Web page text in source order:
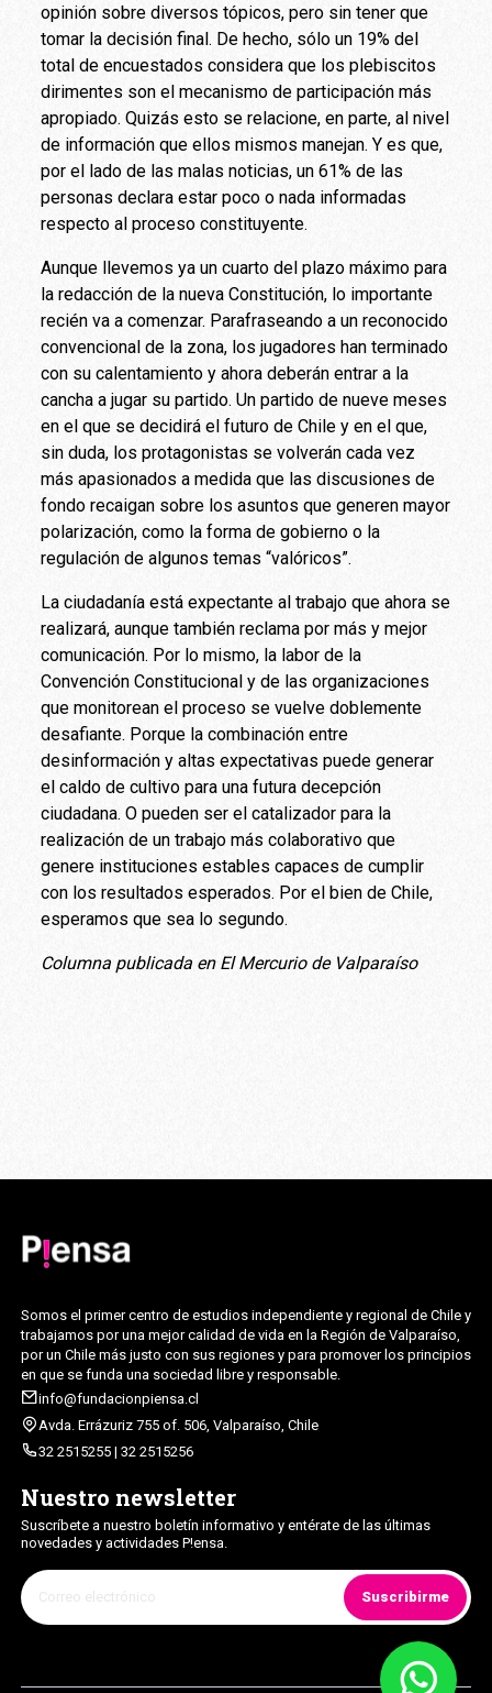
opinión sobre diversos tópicos, pero sin tener que
tomar la decisión final. De hecho, sólo un 19% del
total de encuestados considera que los plebiscitos
dirimentes son el mecanismo de participación más
apropiado. Quizás esto se relacione, en parte, al nivel
de información que ellos mismos manejan. Y es que,
por el lado de las malas noticias, un 61% de las
personas declara estar poco o nada informadas
respecto al proceso constituyente.
Aunque llevemos ya un cuarto del plazo máximo para
la redacción de la nueva Constitución, lo importante
recién va a comenzar. Parafraseando a un reconocido
convencional de la zona, los jugadores han terminado
con su calentamiento y ahora deberán entrar a la
cancha a jugar su partido. Un partido de nueve meses
en el que se decidirá el futuro de Chile y en el que,
sin duda, los protagonistas se volverán cada vez
más apasionados a medida que las discusiones de
fondo recaigan sobre los asuntos que generen mayor
polarización, como la forma de gobierno o la
regulación de algunos temas “valóricos”.
La ciudadanía está expectante al trabajo que ahora se
realizará, aunque también reclama por más y mejor
comunicación. Por lo mismo, la labor de la
Convención Constitucional y de las organizaciones
que monitorean el proceso se vuelve doblemente
desafiante. Porque la combinación entre
desinformación y altas expectativas puede generar
el caldo de cultivo para una futura decepción
ciudadana. O pueden ser el catalizador para la
realización de un trabajo más colaborativo que
genere instituciones estables capaces de cumplir
con los resultados esperados. Por el bien de Chile,
esperamos que sea lo segundo.
Columna publicada en El Mercurio de Valparaíso
Somos el primer centro de estudios independiente y regional de Chile y
trabajamos por una mejor calidad de vida en la Región de Valparaíso,
por un Chile más justo con sus regiones y para promover los principios
en que se funda una sociedad libre y responsable.
info@fundacionpiensa.cl
Avda. Errázuriz 755 of. 506, Valparaíso, Chile
32 2515255 | 32 2515256
Nuestro newsletter
Suscríbete a nuestro boletín informativo y entérate de las últimas
novedades y actividades P!ensa.
Suscribirme